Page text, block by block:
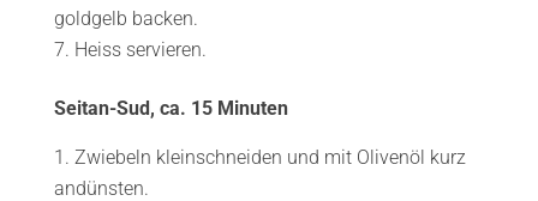
goldgelb backen.
Heiss servieren.
Seitan-Sud, ca. 15 Minuten
Zwiebeln kleinschneiden und mit Olivenöl kurz
andünsten.